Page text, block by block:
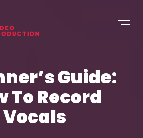
Guide:
To Record
Vocals